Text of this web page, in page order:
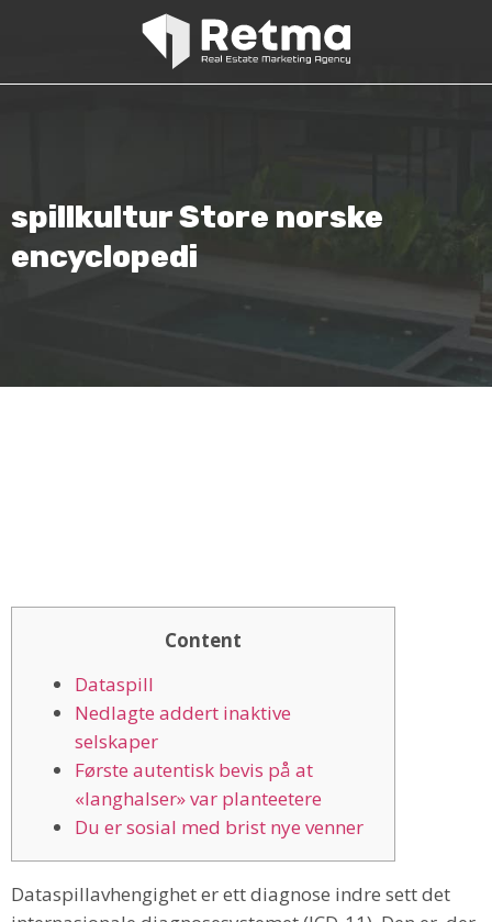
spillkultur Store norske
encyclopedi
Content
Dataspill
Nedlagte addert inaktive
selskaper
Første autentisk bevis på at
«langhalser» var planteetere
Du er sosial med brist nye venner
Dataspillavhengighet er ett diagnose indre sett det